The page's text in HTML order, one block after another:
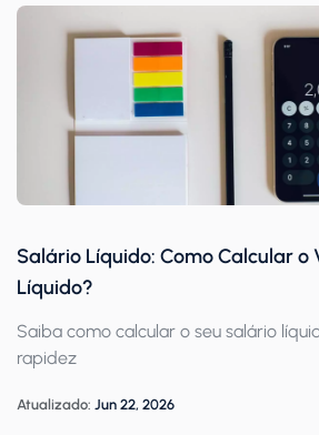
Salário Líquido: Como Calcular o
Líquido?
Saiba como calcular o seu salário
rapidez
Atualizado: Jun 22, 2026